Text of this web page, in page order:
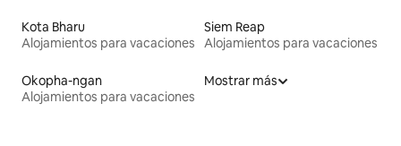
Kota Bharu
Alojamientos para vacaciones
Siem Reap
Alojamientos para vacaciones
Okopha-ngan
Alojamientos para vacaciones
Mostrar más